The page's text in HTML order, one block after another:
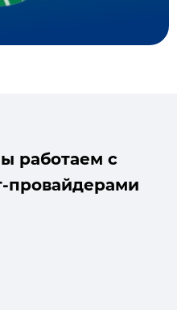
работаем с
провайдерами